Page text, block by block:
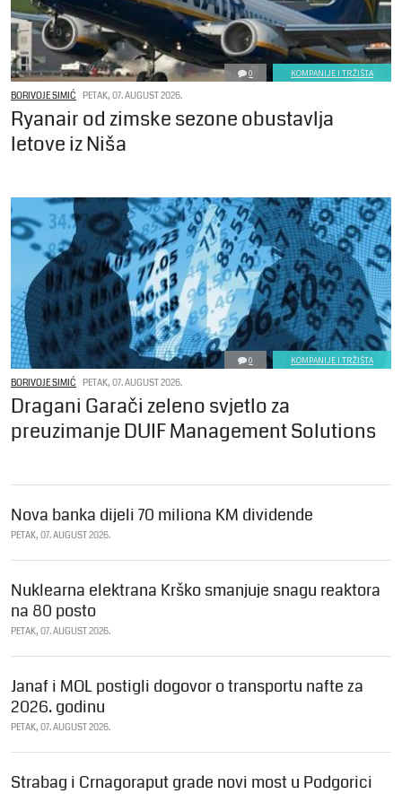
0 KOMPANIJE I TRŽIŠTA
BORIVOJE SIMIĆ PETAK, 07. AUGUST 2026.
Ryanair od zimske sezone obustavlja
letove iz Niša
0 KOMPANIJE I TRŽIŠTA
BORIVOJE SIMIĆ PETAK, 07. AUGUST 2026.
Dragani Garači zeleno svjetlo za
preuzimanje DUIF Management Solutions
Nova banka dijeli 70 miliona KM dividende
PETAK, 07. AUGUST 2026.
Nuklearna elektrana Krško smanjuje snagu reaktora
na 80 posto
PETAK, 07. AUGUST 2026.
Janaf i MOL postigli dogovor o transportu nafte za
2026. godinu
PETAK, 07. AUGUST 2026.
Strabag i Crnagoraput grade novi most u Podgorici